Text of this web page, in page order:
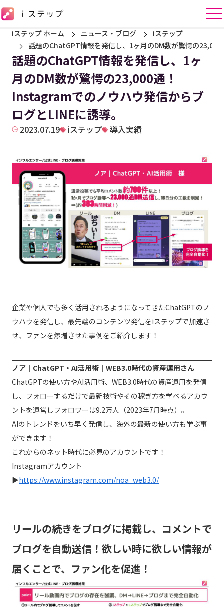
iステップ ホーム ニュース・ブログ
iステップ
話題のChatGPT情報を発信し、1ヶ月のDM数が驚愕の
話題のChatGPT情報を発信し、1ヶ
月のDM数が驚愕の23,000通！
Instagramでのノウハウ発信からブ
ログとLINEに誘導。
2023.07.19 iステップ 導入実績
企業や個人でも多く活用されるようになってきたChatGPTのノ
ウハウを発信し、最先端のコンテンツ発信をiステップで加速さ
せ、ファンを爆増させた事例をご紹介します！
ノア｜ChatGPT・AI活用術｜WEB3.0時代の資産運用さん
ChatGPTの使い方やAI活用術、WEB3.0時代の資産運用を発信
し、フォローするだけで最新技術やその稼ぎ方を学べるアカウ
ントを運営しフォロワーは9.2万人（2023年7月時点）。
AIのトレンドをいち早く発信し、海外の最新の使い方も学ぶ事
ができます！
これからのネット時代に必見のアカウントです！
Instagramアカウント
▶︎https://www.instagram.com/noa_web3.0/
リールの続きをブログに掲載し、コメントで
ブログを自動送信！欲しい時に欲しい情報が
届くことで、ファン化を促進！